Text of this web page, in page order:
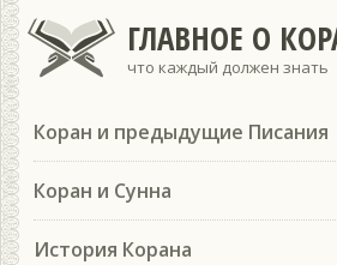
ГЛАВНОЕ О
что каждый должен знать
Коран и предыдущие Писания
Коран и Сунна
История Корана